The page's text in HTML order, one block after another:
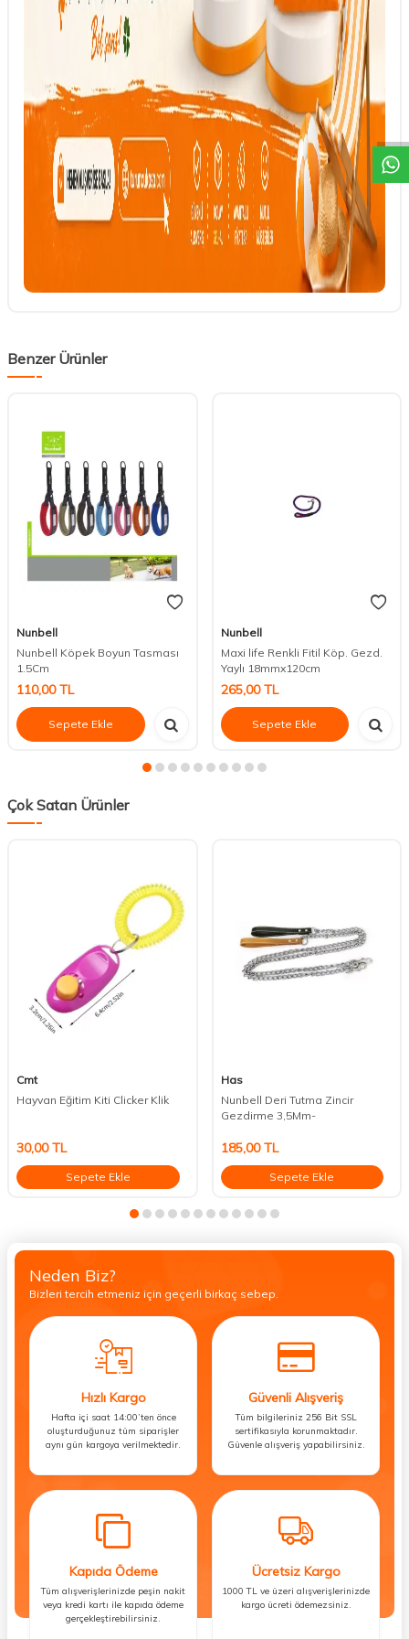
DESTEK
Benzer Ürünler
Nunbell
Nunbell Köpek Boyun Tasması
1.5Cm
110,00TL
Sepete Ekle
Nunbell
Maxi life Renkli Fitil Köp. Gezd.
Yaylı 18mmx120cm
265,00TL
Sepete Ekle
Çok Satan Ürünler
Cmt
Hayvan Eğitim Kiti Clicker Klik
30,00TL
Sepete Ekle
Has
Nunbell Deri Tutma Zincir
Gezdirme 3,5Mm-
185,00TL
Sepete Ekle
Neden Biz?
Bizleri tercih etmeniz için geçerli birkaç sebep.
Hızlı Kargo
Hafta içi saat 14:00’ten önce
oluşturduğunuz tüm siparişler
aynı gün kargoya verilmektedir.
Güvenli Alışveriş
Tüm bilgileriniz 256 Bit SSL
sertifikasıyla korunmaktadır.
Güvenle alışveriş yapabilirsiniz.
Kapıda Ödeme
Tüm alışverişlerinizde peşin nakit
veya kredi kartı ile kapıda ödeme
gerçekleştirebilirsiniz.
Ücretsiz Kargo
1000 TL ve üzeri alışverişlerinizde
kargo ücreti ödemezsiniz.